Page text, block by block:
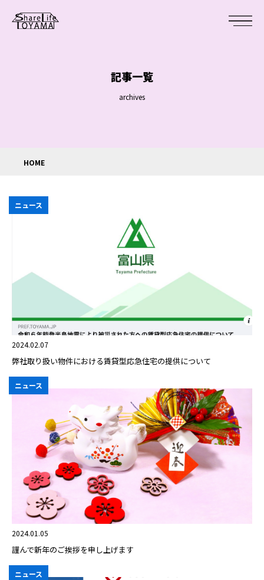
記事一覧
archives
HOME
ニュース
2024.02.07
弊社取り扱い物件における賃貸型応急住宅の提供について
ニュース
2024.01.05
謹んで新年のご挨拶を申し上げます
ニュース